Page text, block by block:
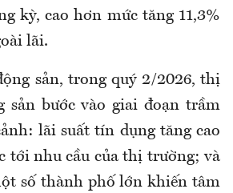
kỳ, cao hơn mức tăng 11,3%
lãi.
sản, trong quý 2/2026, thị
sản bước vào giai đoạn trầm
lãi suất tín dụng tăng cao
tới nhu cầu của thị trường; và
số thành phố lớn khiến tâm